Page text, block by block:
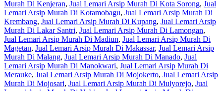
Murah Di Kenjeran, Jual Lemari Arsip Murah Di Kota Sorong, Jual
Lemari Arsip Murah Di Kotamobagu, Jual Lemari Arsip Murah Di
Krembang, Jual Lemari Arsip Murah Di Kupang, Jual Lemari Arsip
Murah Di Lakar Santri, Jual Lemari Arsip Murah Di Lamongan,
Jual Lemari Arsip Murah Di Madiun, Jual Lemari Arsip Murah Di
Magetan, Jual Lemari Arsip Murah Di Makassar, Jual Lemari Arsip
Murah Di Malang, Jual Lemari Arsip Murah Di Manado, Jual
Lemari Arsip Murah Di Manokwari, Jual Lemari Arsip Murah Di
Merauke, Jual Lemari Arsip Murah Di Mojokerto, Jual Lemari Arsip
Murah Di Mojosari, Jual Lemari Arsip Murah Di Mulyorejo, Jual